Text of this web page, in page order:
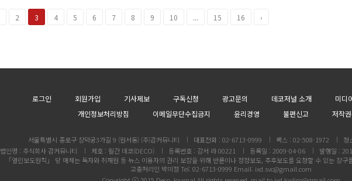
2 3 4 5 6 7 8 9 10 15 16 ›
로그인 회원가입 기사제보 구독신청 광고문의 데코저널 소개
미디
개인정보처리방침
이메일무단수집금지 윤리경영 불편신고 저작
서울특별시 종로구 창덕궁3가길 9 (원서동) (주)감커뮤니티 대표전화 : 02-6713-0999 팩스 : 02-508-1972
청
법인명 : 주식회사 감커뮤니티
제호 : 월간 데코(DECO) 등록번호 : 강서 라 00221 등록일 : 2009-04-06
발행일 :
「열린보도원칙」 당 매체는 독자와 취재원 등 뉴스 이용자의 권리 보장을 위해 반론이나 정정보도, 추후보도를 요청할 수 있는 창구
고충처리인 박미정 Tel: 02-6713-0999 Email: ixd.svc@gmail.com